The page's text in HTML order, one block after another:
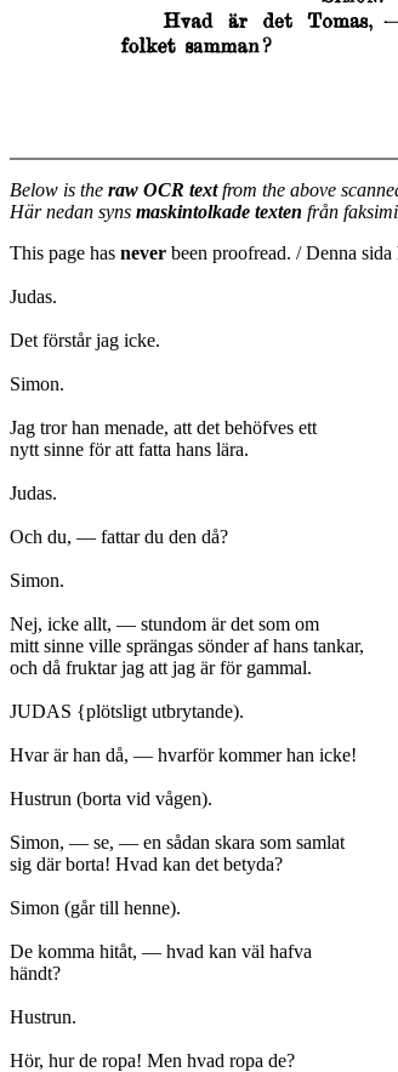
Below is the raw OCR textfrom the above
Här nedan syns maskintolkade texten från
This page has never been proofread. / Denna sida
Judas.
Det förstår jag icke.
Simon.
Jag tror han menade, att det behöfves ett
nytt sinne för att fatta hans lära.
Judas.
Och du, — fattar du den då?
Simon.
Nej, icke allt, — stundom är det som om
mitt sinne ville sprängas sönder af hans tankar,
och då fruktar jag att jag är för gammal.
JUDAS {plötsligt utbrytande).
Hvar är han då, — hvarför kommer han icke!
Hustrun (borta vid vågen).
Simon, — se, — en sådan skara som samlat
sig där borta! Hvad kan det betyda?
Simon (går till henne).
De komma hitåt, — hvad kan väl hafva
händt?
Hustrun.
Hör, hur de ropa! Men hvad ropa de?